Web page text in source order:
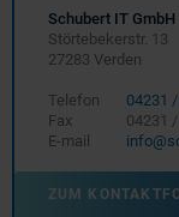
Schubert IT GmbH
Störtebekerstr. 13
27283 Verden
Telefon
04231
Fax
04231
E-mail
ZUM